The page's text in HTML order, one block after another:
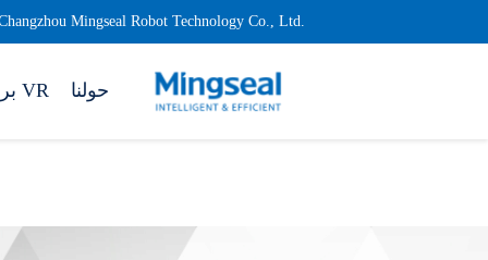
Mingseal Robot Technology Co., Ltd.
برنامج VR حولنا